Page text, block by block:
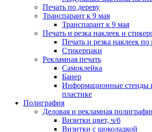
Печать по дереву
Транспарант к 9 мая
Транспарант к 9 мая
Печать и резка наклеек и
Печать и резка наклеек по
Стикерпаки
Рекламная печать
Самоклейка
Банер
Информационные стенды
пластике
Полиграфия
Деловая и рекламная
Визитки цвет, ч/б
Визитки с шоколадкой